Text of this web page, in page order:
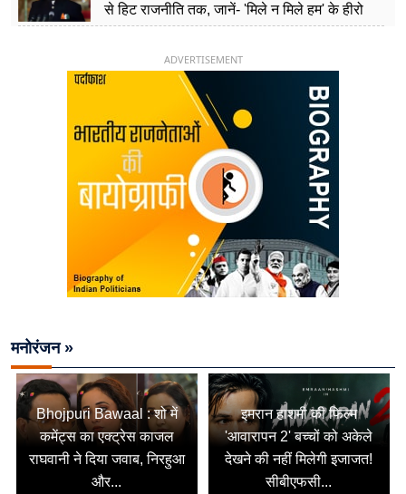
से हिट राजनीति तक, जानें- 'मिले न मिले हम' के हीरो
ADVERTISEMENT
मनोरंजन »
Bhojpuri Bawaal : शो में
कमेंट्स का एक्ट्रेस काजल
राघवानी ने दिया जवाब, निरहुआ
और...
इमरान हाशमी की फिल्म
'आवारापन 2' बच्चों को अकेले
देखने की नहीं मिलेगी इजाजत!
सीबीएफसी...